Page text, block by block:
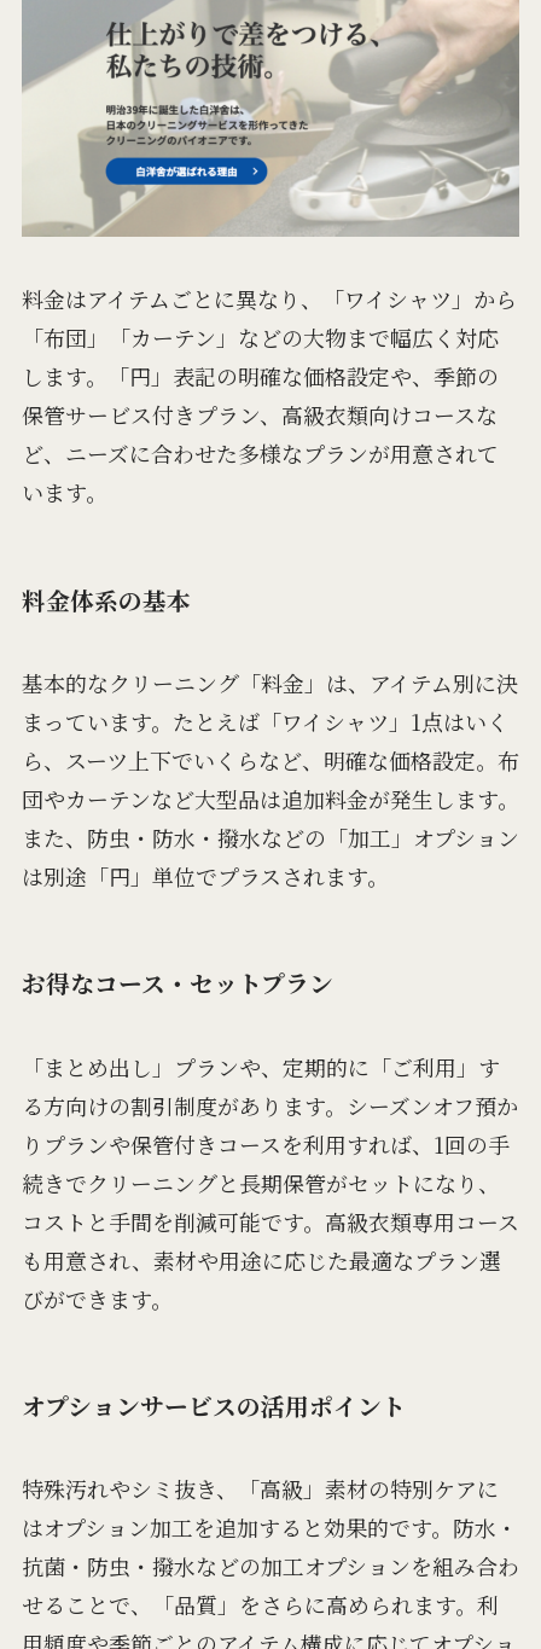
料金はアイテムごとに異なり、「ワイシャツ」から
「布団」「カーテン」などの大物まで幅広く対応
します。「円」表記の明確な価格設定や、季節の
保管サービス付きプラン、高級衣類向けコースな
ど、ニーズに合わせた多様なプランが用意されて
います。
料金体系の基本
基本的なクリーニング「料金」は、アイテム別に決
まっています。たとえば「ワイシャツ」1点はいく
ら、スーツ上下でいくらなど、明確な価格設定。布
団やカーテンなど大型品は追加料金が発生します。
また、防虫・防水・撥水などの「加工」オプション
は別途「円」単位でプラスされます。
お得なコース・セットプラン
「まとめ出し」プランや、定期的に「ご利用」す
る方向けの割引制度があります。シーズンオフ預か
りプランや保管付きコースを利用すれば、1回の手
続きでクリーニングと長期保管がセットになり、
コストと手間を削減可能です。高級衣類専用コース
も用意され、素材や用途に応じた最適なプラン選
びができます。
オプションサービスの活用ポイント
特殊汚れやシミ抜き、「高級」素材の特別ケアに
はオプション加工を追加すると効果的です。防水・
抗菌・防虫・撥水などの加工オプションを組み合わ
せることで、「品質」をさらに高められます。利